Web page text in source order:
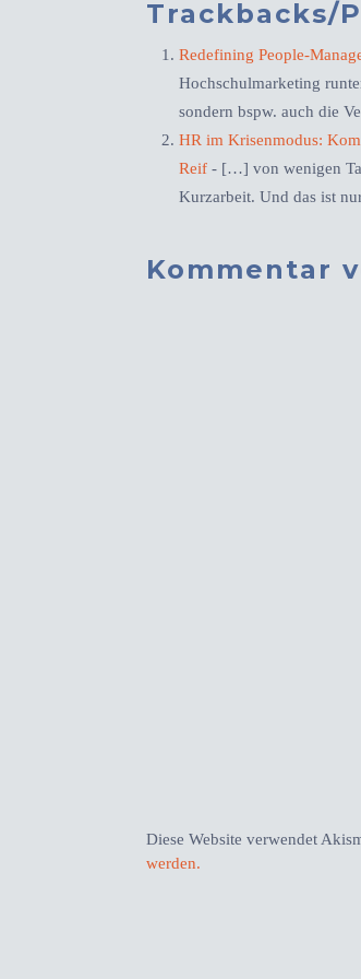
Trackbacks/
Redefining People-
Hochschulmarketing
sondern bspw. auch die
HR im Krisenmodus:
Reif - […] von wenigen
Kurzarbeit. Und das ist
Kommentar
Diese Website verwendet
werden.